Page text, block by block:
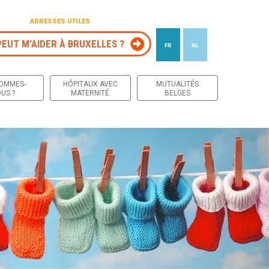
ADRESSES UTILES
M’AIDER À BRUXELLES ? FR NL
?
HÔPITAUX AVEC
MATERNITÉ
MUTUALITÉS
BELGES